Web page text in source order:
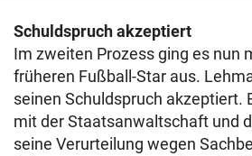
Schuldspruch akzeptiert
Im zweiten Prozess ging es nun
früheren Fußball-Star aus.
seinen Schuldspruch akzeptiert.
mit der Staatsanwaltschaft und
seine Verurteilung wegen